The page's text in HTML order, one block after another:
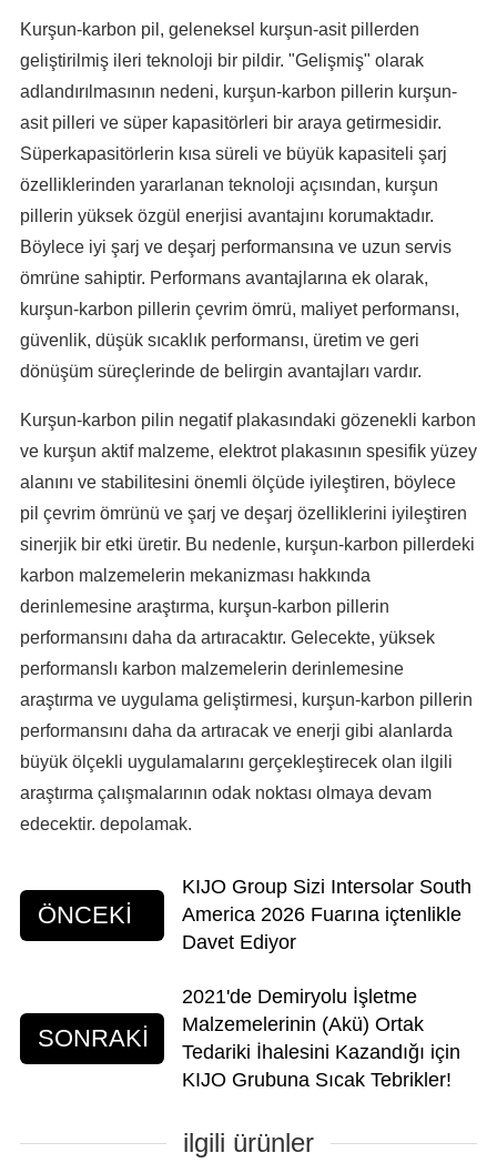
Kurşun-karbon pil, geleneksel kurşun-asit pillerden
geliştirilmiş ileri teknoloji bir pildir. "Gelişmiş" olarak
adlandırılmasının nedeni, kurşun-karbon pillerin kurşun-
asit pilleri ve süper kapasitörleri bir araya getirmesidir.
Süperkapasitörlerin kısa süreli ve büyük kapasiteli şarj
özelliklerinden yararlanan teknoloji açısından, kurşun
pillerin yüksek özgül enerjisi avantajını korumaktadır.
Böylece iyi şarj ve deşarj performansına ve uzun servis
ömrüne sahiptir. Performans avantajlarına ek olarak,
kurşun-karbon pillerin çevrim ömrü, maliyet performansı,
güvenlik, düşük sıcaklık performansı, üretim ve geri
dönüşüm süreçlerinde de belirgin avantajları vardır.
Kurşun-karbon pilin negatif plakasındaki gözenekli karbon
ve kurşun aktif malzeme, elektrot plakasının spesifik yüzey
alanını ve stabilitesini önemli ölçüde iyileştiren, böylece
pil çevrim ömrünü ve şarj ve deşarj özelliklerini iyileştiren
sinerjik bir etki üretir. Bu nedenle, kurşun-karbon pillerdeki
karbon malzemelerin mekanizması hakkında
derinlemesine araştırma, kurşun-karbon pillerin
performansını daha da artıracaktır. Gelecekte, yüksek
performanslı karbon malzemelerin derinlemesine
araştırma ve uygulama geliştirmesi, kurşun-karbon pillerin
performansını daha da artıracak ve enerji gibi alanlarda
büyük ölçekli uygulamalarını gerçekleştirecek olan ilgili
araştırma çalışmalarının odak noktası olmaya devam
edecektir. depolamak.
ÖNCEKİ
KIJO Group Sizi Intersolar South
America 2026 Fuarına içtenlikle
Davet Ediyor
SONRAKİ
2021'de Demiryolu İşletme
Malzemelerinin (Akü) Ortak
Tedariki İhalesini Kazandığı için
KIJO Grubuna Sıcak Tebrikler!
ilgili ürünler